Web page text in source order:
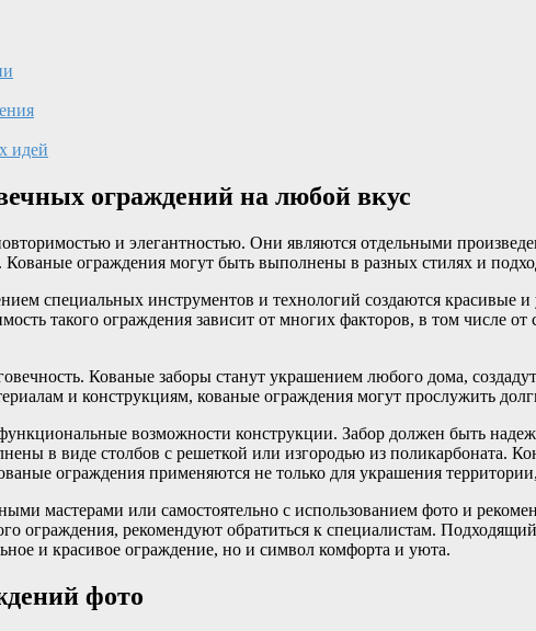
идей
ограждений на любой вкус
и элегантностью. Они являются отдельными
ограждения могут быть выполнены в разных стилях и
специальных инструментов и технологий создаются красивые
такого ограждения зависит от многих факторов, в том числе
Кованые заборы станут украшением любого дома,
и конструкциям, кованые ограждения могут прослужить
возможности конструкции. Забор должен быть
в виде столбов с решеткой или изгородью из поликарбоната.
ограждения применяются не только для украшения
мастерами или самостоятельно с использованием фото и
ограждения, рекомендуют обратиться к специалистам.
и красивое ограждение, но и символ комфорта и уюта.
фото